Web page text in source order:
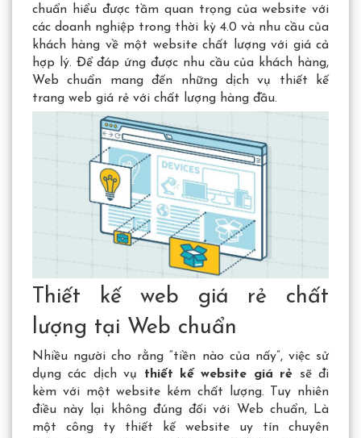
chuẩn hiểu được tầm quan trọng của website với
các doanh nghiệp trong thời kỳ 4.0 và nhu cầu của
khách hàng về một website chất lượng với giá cả
hợp lý. Để đáp ứng được nhu cầu của khách hàng,
Web chuẩn mang đến những dịch vụ thiết kế
trang web giá rẻ với chất lượng hàng đầu.
Thiết kế web giá rẻ chất
lượng tại Web chuẩn
Nhiều người cho rằng “tiền nào của nấy”, việc sử
dụng các dịch vụ thiết kế website giá rẻ sẽ đi
kèm với một website kém chất lượng. Tuy nhiên
điều này lại không đúng đối với Web chuẩn, Là
một công ty thiết kế website uy tín chuyên